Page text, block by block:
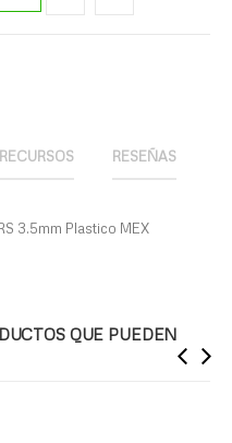
RESEÑAS
3.5mm Plastico MEX
QUE PUEDEN